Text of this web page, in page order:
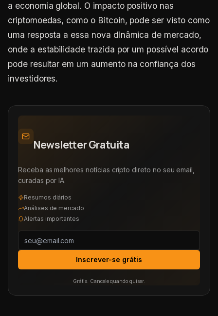
a economia global. O impacto positivo nas
criptomoedas, como o Bitcoin, pode ser visto como
uma resposta a essa nova dinâmica de mercado,
onde a estabilidade trazida por um possível acordo
pode resultar em um aumento na confiança dos
investidores.
Newsletter Gratuita
Receba as melhores notícias cripto direto no seu email,
curadas por IA.
Resumos diários
Análises de mercado
Alertas importantes
Inscrever-se grátis
Grátis. Cancele quando quiser.